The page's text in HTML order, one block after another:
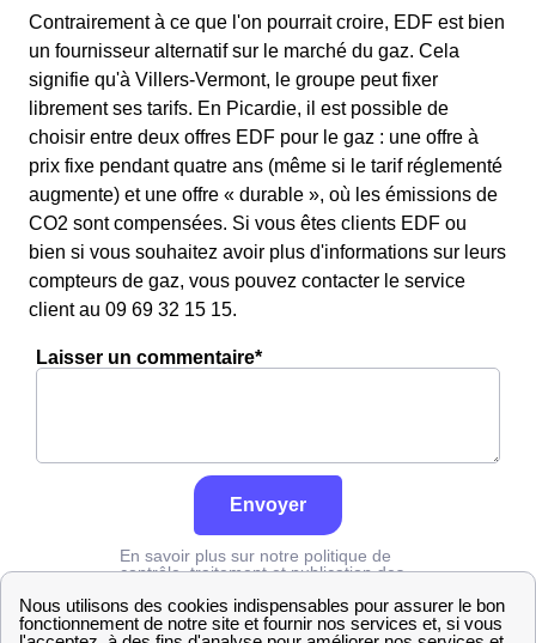
Contrairement à ce que l'on pourrait croire, EDF est bien
un fournisseur alternatif sur le marché du gaz. Cela
signifie qu'à Villers-Vermont, le groupe peut fixer
librement ses tarifs. En Picardie, il est possible de
choisir entre deux offres EDF pour le gaz : une offre à
prix fixe pendant quatre ans (même si le tarif réglementé
augmente) et une offre « durable », où les émissions de
CO2 sont compensées. Si vous êtes clients EDF ou
bien si vous souhaitez avoir plus d'informations sur leurs
compteurs de gaz, vous pouvez contacter le service
client au 09 69 32 15 15.
Laisser un commentaire*
Envoyer
En savoir plus sur notre politique de
contrôle, traitement et publication des